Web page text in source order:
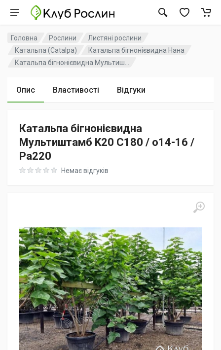
Головна Рослини
Листяні рослини
Катальпа (Catalpa)
Катальпа бігнонієвидна Нана
Катальпа бігнонієвидна Мультиш...
Опис Властивості Відгуки
Катальпа бігнонієвидна
Мультиштамб K20 C180 / o14-16 /
Pa220
Rating: 0 out of 5Немає відгуків